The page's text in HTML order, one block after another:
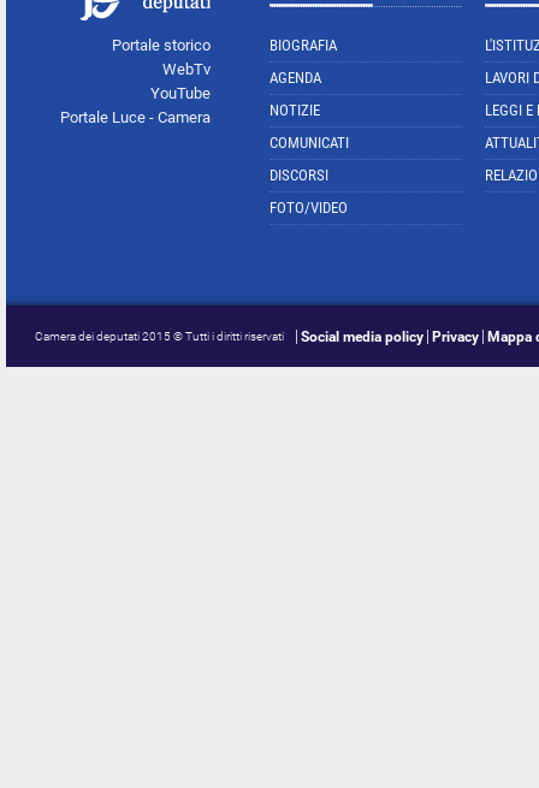
Portale storico
WebTv
YouTube
Portale Luce - Camera
BIOGRAFIA
AGENDA
NOTIZIE
COMUNICATI
DISCORSI
FOTO/VIDEO
LAVORI
LEGGI E
Camera dei deputati 2015 © Tutti i diritti riservati Social media policy Privacy Mappa